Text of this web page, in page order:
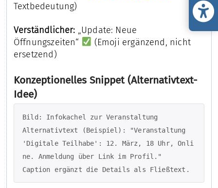
Textbedeutung)
Verständlicher: „Update: Neue
Öffnungszeiten“
(Emoji ergänzend, nicht
ersetzend)
Konzeptionelles Snippet (Alternativtext-
Idee)
Bild: Infokachel zur Veranstaltung
Alternativtext (Beispiel): "Veranstaltung
'Digitale Teilhabe': 12. März, 18 Uhr, Onli
ne. Anmeldung über Link im Profil."
Caption ergänzt die Details als Fließtext.